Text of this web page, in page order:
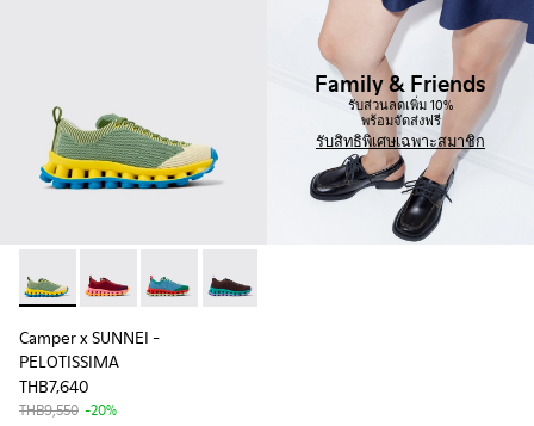
Camper x SUNNEI - PELOTISSIMA - K201776-012 - รองเท้
Camper x SUNNEI - PELOTISSIMA - K201776-011
Camper x SUNNEI - PELOTISSIMA -
Camper x SUNNEI - PELOTISSIMA -
Camper x SUNNEI -
PELOTISSIMA
THB7,640
THB9,550 -20%
Family & Friends
รับส่วนลดเพิ่ม 10%
พร้อมจัดส่งฟรี
รับสิทธิพิเศษเฉพาะสมาชิก